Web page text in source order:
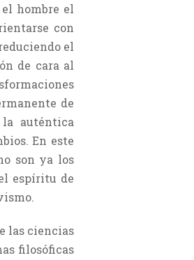
hombre el
con
el
de cara al
de
auténtica
En este
son ya los
espíritu de
las ciencias
filosóficas